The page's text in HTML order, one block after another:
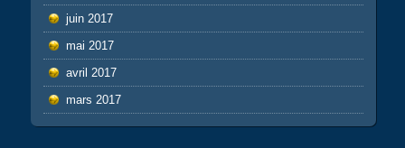
juin 2017
mai 2017
avril 2017
mars 2017